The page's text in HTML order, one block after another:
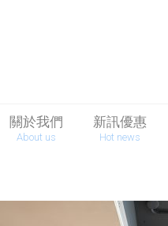
關於我們
About us
新訊優惠
Hot news